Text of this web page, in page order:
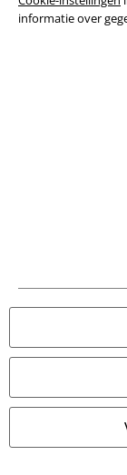
informatie over
€ 86,99
Cargobroek